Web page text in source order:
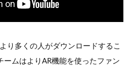
り多くの人がダウンロードするこ
ームはよりAR機能を使ったファン